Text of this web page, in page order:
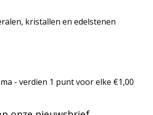
kristallen en edelstenen
- verdien 1 punt voor elke €1,00